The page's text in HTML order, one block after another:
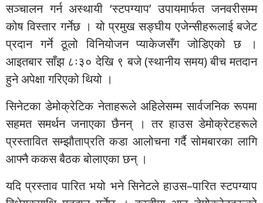
सञ्चालन गर्न अस्थायी ‘स्टपग्याप’ उपायमार्फत जनवरीसम्म
कोष विस्तार गर्नेछ । यो प्रमुख सङ्घीय एजेन्सीहरूलाई बजेट
प्रदान गर्ने ठूलो विनियोजन प्याकेजसँग जोडिएको छ ।
आइतबार साँझ ८ः३० देखि ९ बजे (स्थानीय समय) बीच मतदान
हुने अपेक्षा गरिएको थियो ।
सिनेटका डेमोक्रेटिक नेताहरूले अहिलेसम्म सार्वजनिक रूपमा
सहमत समर्थन जनाएका छैनन् । तर हाउस डेमोक्रेटहरूले
प्रस्तावित सम्झौताप्रति कडा आलोचना गर्दै सोमबारका लागि
आफ्नै ककस बैठक बोलाएका छन् ।
यदि प्रस्ताव पारित भयो भने सिनेटले हाउस–पारित स्टपग्याप